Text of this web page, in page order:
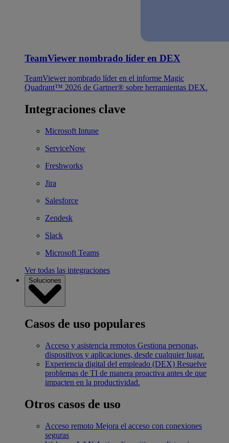
TeamViewer nombrado líder en DEX
TeamViewer nombrado líder en el informe Magic
Quadrant™ 2026 de Gartner® sobre herramientas DEX.
Integraciones clave
Microsoft Intune
ServiceNow
Freshworks
Jira
Salesforce
Zendesk
Slack
Microsoft Teams
Ver todas las integraciones
Soluciones
Casos de uso populares
Acceso y asistencia remotos Gestiona personas,
dispositivos y aplicaciones, desde cualquier lugar.
Experiencia digital del empleado (DEX) Resuelve
problemas de TI de manera proactiva antes de que
impacten en la productividad.
Otros casos de uso
Acceso remoto Mejora el acceso con conexiones
seguras